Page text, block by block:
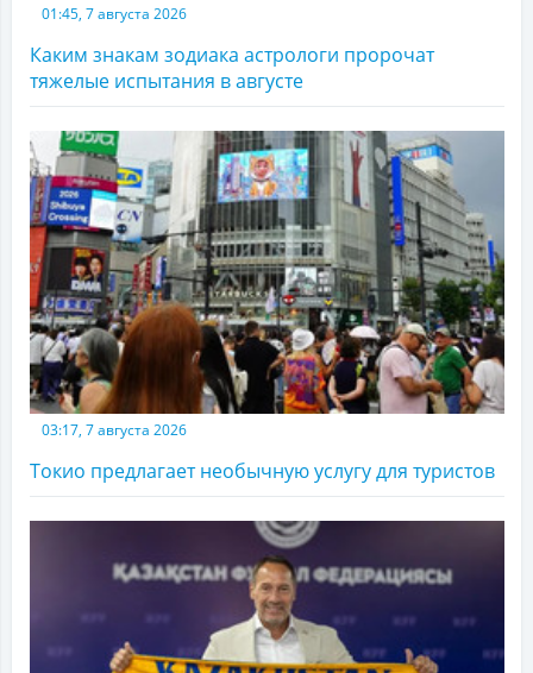
01:45, 7 августа 2026
Каким знакам зодиака астрологи пророчат
тяжелые испытания в августе
03:17, 7 августа 2026
Токио предлагает необычную услугу для туристов